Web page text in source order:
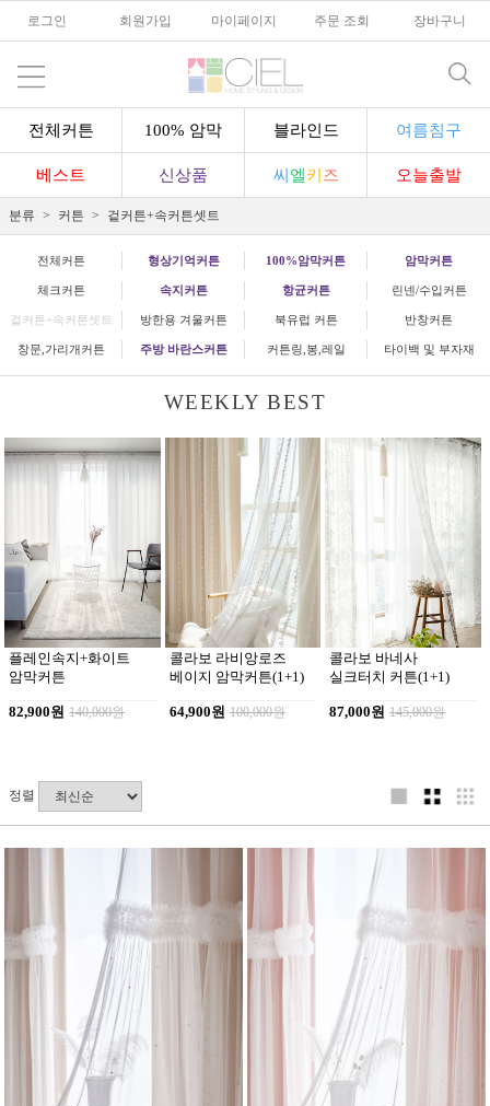
로그인 회원가입 마이페이지 주문 조회 장바구니
전체커튼 100% 암막 블라인드 여름침구
베스트 신상품 씨 엘키 즈 오늘출발
분류 커튼 겉커튼+속커튼셋트
전체커튼 형상기억커튼 100%암막커튼 암막커튼
체크커튼 속지커튼 항균커튼 린넨/수입커튼
겉커튼+속커튼셋트 방한용 겨울커튼 북유럽 커튼 반창커튼
창문,가리개커튼 주방 바란스커튼 커튼링,봉,레일 타이백 및 부자재
WEEKLY BEST
플레인속지+화이트
암막커튼
82,900원 140,000원
콜라보 라비앙로즈
베이지 암막커튼(1+1)
64,900원 100,000원
콜라보 바네사
실크터치 커튼(1+1)
87,000원 145,000원
정렬